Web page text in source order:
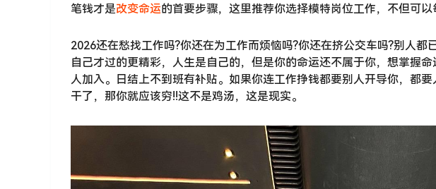
笔钱才是改变命运的首要步骤，这里推荐你选择模特岗位工作，不但可以
2026还在愁找工作吗?你还在为工作而烦恼吗?你还在挤公交车吗?别人
自己才过的更精彩，人生是自己的，但是你的命运还不属于你，想掌握
人加入。日结上不到班有补贴。如果你连工作挣钱都要别人开导你，都
干了，那你就应该穷!!这不是鸡汤，这是现实。